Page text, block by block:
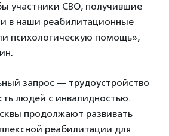
участники СВО, получившие
в наши реабилитационные
психологическую помощь»,
запрос — трудоустройство
людей с инвалидностью.
продолжают развивать
реабилитации для